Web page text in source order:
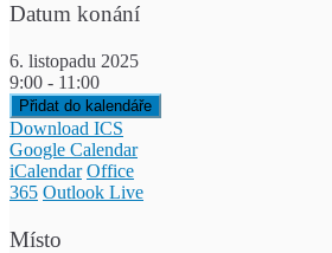
Datum konání
6. listopadu 2025
9:00 - 11:00
Přidat do kalendáře
Download ICS
Google Calendar
iCalendar Office
365 Outlook Live
Místo